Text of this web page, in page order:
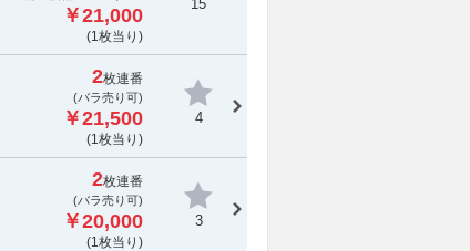
￥21,000
(1枚当り)
15
2枚連番
(バラ売り可)
￥21,500
(1枚当り)
4
2枚連番
(バラ売り可)
￥20,000
(1枚当り)
3